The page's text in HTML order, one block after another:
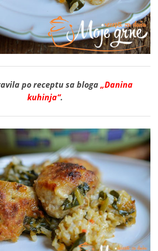
po receptu sa bloga„Danina
kuhinja“.